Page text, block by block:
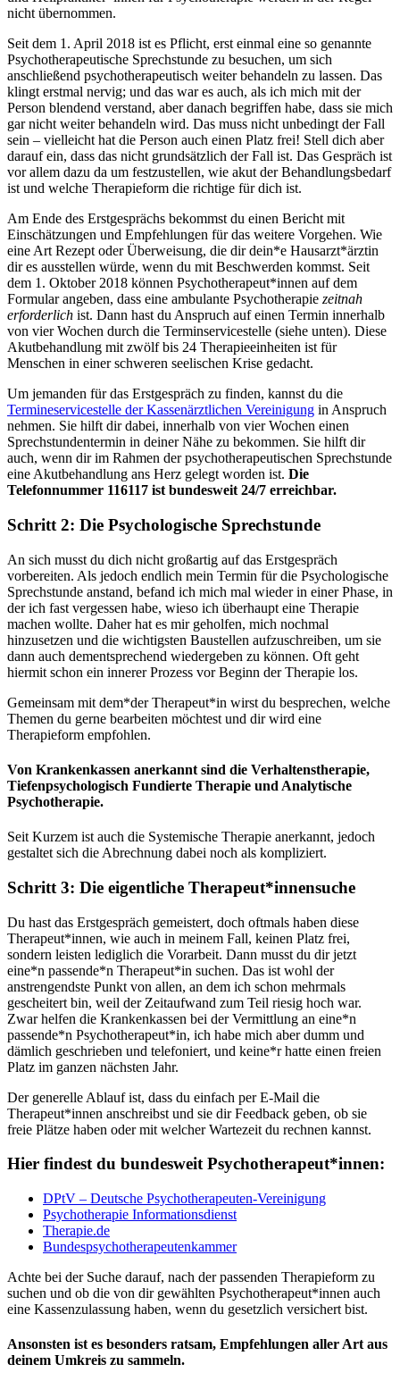
nicht übernommen.
Seit dem 1. April 2018 ist es Pflicht, erst einmal eine so genannte
Psychotherapeutische Sprechstunde zu besuchen, um sich
anschließend psychotherapeutisch weiter behandeln zu lassen. Das
klingt erstmal nervig; und das war es auch, als ich mich mit der
Person blendend verstand, aber danach begriffen habe, dass sie mich
gar nicht weiter behandeln wird. Das muss nicht unbedingt der Fall
sein – vielleicht hat die Person auch einen Platz frei! Stell dich aber
darauf ein, dass das nicht grundsätzlich der Fall ist. Das Gespräch ist
vor allem dazu da um festzustellen, wie akut der Behandlungsbedarf
ist und welche Therapieform die richtige für dich ist.
Am Ende des Erstgesprächs bekommst du einen Bericht mit
Einschätzungen und Empfehlungen für das weitere Vorgehen. Wie
eine Art Rezept oder Überweisung, die dir dein*e Hausarzt*ärztin
dir es ausstellen würde, wenn du mit Beschwerden kommst. Seit
dem 1. Oktober 2018 können Psychotherapeut*innen auf dem
Formular angeben, dass eine ambulante Psychotherapie zeitnah
erforderlich ist. Dann hast du Anspruch auf einen Termin innerhalb
von vier Wochen durch die Terminservicestelle (siehe unten). Diese
Akutbehandlung mit zwölf bis 24 Therapieeinheiten ist für
Menschen in einer schweren seelischen Krise gedacht.
Um jemanden für das Erstgespräch zu finden, kannst du die
Termineservicestelle der Kassenärztlichen Vereinigung in Anspruch
nehmen. Sie hilft dir dabei, innerhalb von vier Wochen einen
Sprechstundentermin in deiner Nähe zu bekommen. Sie hilft dir
auch, wenn dir im Rahmen der psychotherapeutischen Sprechstunde
eine Akutbehandlung ans Herz gelegt worden ist. Die
Telefonnummer 116117 ist bundesweit 24/7 erreichbar.
Schritt 2: Die Psychologische Sprechstunde
An sich musst du dich nicht großartig auf das Erstgespräch
vorbereiten. Als jedoch endlich mein Termin für die Psychologische
Sprechstunde anstand, befand ich mich mal wieder in einer Phase, in
der ich fast vergessen habe, wieso ich überhaupt eine Therapie
machen wollte. Daher hat es mir geholfen, mich nochmal
hinzusetzen und die wichtigsten Baustellen aufzuschreiben, um sie
dann auch dementsprechend wiedergeben zu können. Oft geht
hiermit schon ein innerer Prozess vor Beginn der Therapie los.
Gemeinsam mit dem*der Therapeut*in wirst du besprechen, welche
Themen du gerne bearbeiten möchtest und dir wird eine
Therapieform empfohlen.
Von Krankenkassen anerkannt sind die Verhaltenstherapie,
Tiefenpsychologisch Fundierte Therapie und Analytische
Psychotherapie.
Seit Kurzem ist auch die Systemische Therapie anerkannt, jedoch
gestaltet sich die Abrechnung dabei noch als kompliziert.
Schritt 3: Die eigentliche Therapeut*innensuche
Du hast das Erstgespräch gemeistert, doch oftmals haben diese
Therapeut*innen, wie auch in meinem Fall, keinen Platz frei,
sondern leisten lediglich die Vorarbeit. Dann musst du dir jetzt
eine*n passende*n Therapeut*in suchen. Das ist wohl der
anstrengendste Punkt von allen, an dem ich schon mehrmals
gescheitert bin, weil der Zeitaufwand zum Teil riesig hoch war.
Zwar helfen die Krankenkassen bei der Vermittlung an eine*n
passende*n Psychotherapeut*in, ich habe mich aber dumm und
dämlich geschrieben und telefoniert, und keine*r hatte einen freien
Platz im ganzen nächsten Jahr.
Der generelle Ablauf ist, dass du einfach per E-Mail die
Therapeut*innen anschreibst und sie dir Feedback geben, ob sie
freie Plätze haben oder mit welcher Wartezeit du rechnen kannst.
Hier findest du bundesweit Psychotherapeut*innen:
DPtV – Deutsche Psychotherapeuten-Vereinigung
Psychotherapie Informationsdienst
Therapie.de
Bundespsychotherapeutenkammer
Achte bei der Suche darauf, nach der passenden Therapieform zu
suchen und ob die von dir gewählten Psychotherapeut*innen auch
eine Kassenzulassung haben, wenn du gesetzlich versichert bist.
Ansonsten ist es besonders ratsam, Empfehlungen aller Art aus
deinem Umkreis zu sammeln.